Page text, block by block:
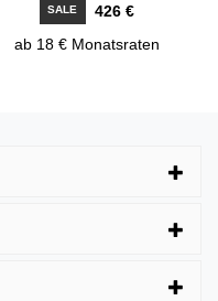
SALE
426 €
ab 18 € Monatsraten